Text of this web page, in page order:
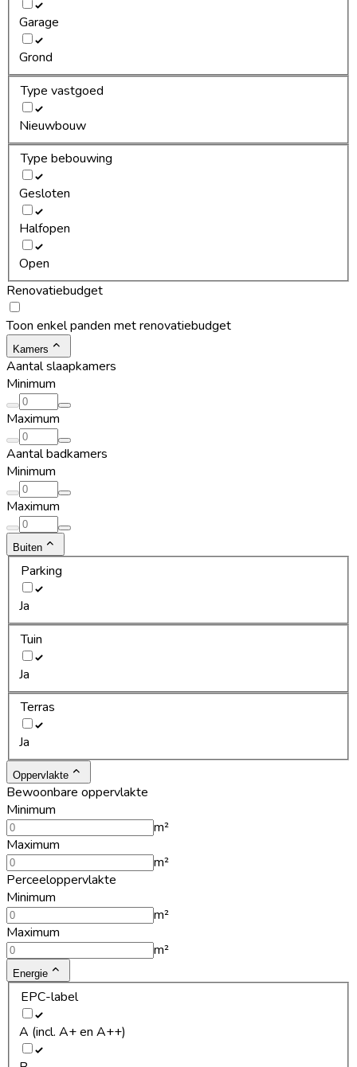
Garage
Grond
Type vastgoed
Nieuwbouw
Type bebouwing
Gesloten
Halfopen
Open
Renovatiebudget
Toon enkel panden met renovatiebudget
Kamers
Aantal slaapkamers
Minimum
Maximum
Aantal badkamers
Minimum
Maximum
Buiten
Parking
Ja
Tuin
Ja
Terras
Ja
Oppervlakte
Bewoonbare oppervlakte
Minimum
m²
Maximum
m²
Perceeloppervlakte
Minimum
m²
Maximum
m²
Energie
EPC-label
A (incl. A+ en A++)